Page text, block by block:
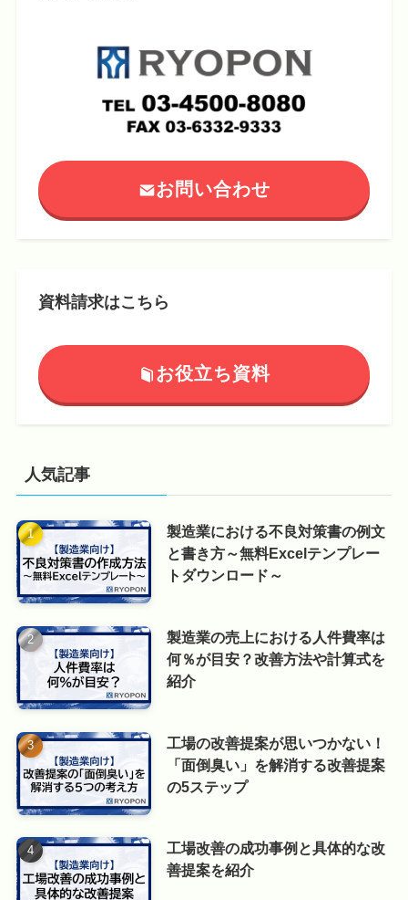
お問い合わせ
資料請求はこちら
お役立ち資料
人気記事
製造業における不良対策書の例文
と書き方～無料Excelテンプレー
トダウンロード～
製造業の売上における人件費率は
何％が目安？改善方法や計算式を
紹介
工場の改善提案が思いつかない！
「面倒臭い」を解消する改善提案
の5ステップ
工場改善の成功事例と具体的な改
善提案を紹介